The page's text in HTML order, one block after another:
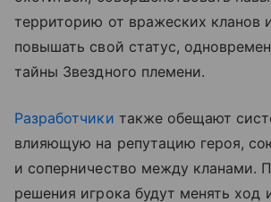
территорию от вражеских кланов
повышать свой статус,
тайны Звездного племени.
Разработчики также обещают
влияющую на репутацию героя,
и соперничество между кланами.
решения игрока будут менять ход